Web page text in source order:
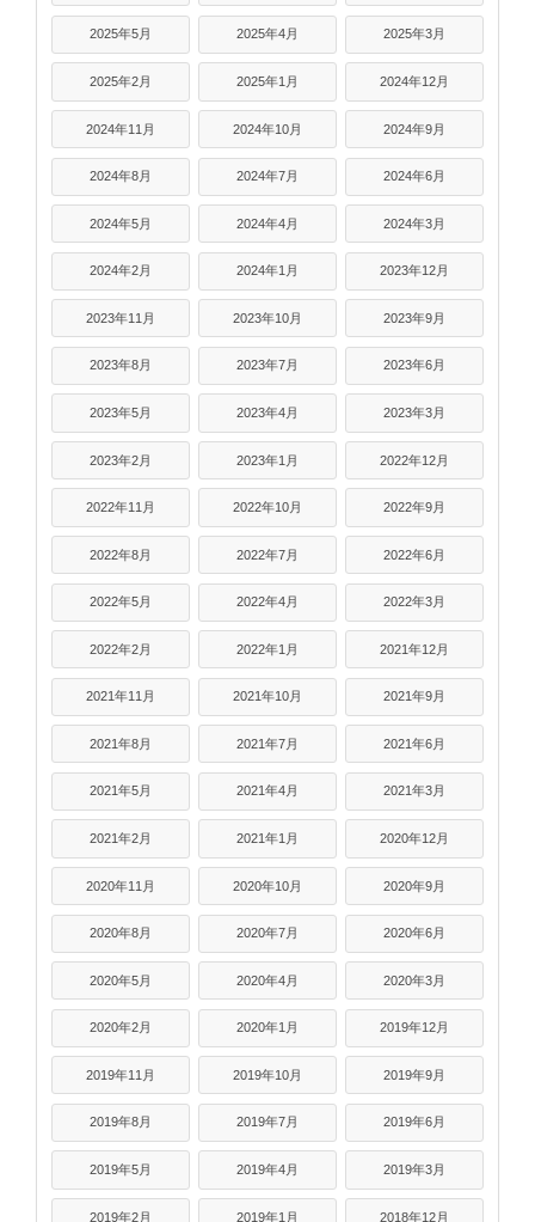
2025年5月 2025年4月 2025年3月
2025年2月 2025年1月 2024年12月
2024年11月 2024年10月 2024年9月
2024年8月 2024年7月 2024年6月
2024年5月 2024年4月 2024年3月
2024年2月 2024年1月 2023年12月
2023年11月 2023年10月 2023年9月
2023年8月 2023年7月 2023年6月
2023年5月 2023年4月 2023年3月
2023年2月 2023年1月 2022年12月
2022年11月 2022年10月 2022年9月
2022年8月 2022年7月 2022年6月
2022年5月 2022年4月 2022年3月
2022年2月 2022年1月 2021年12月
2021年11月 2021年10月 2021年9月
2021年8月 2021年7月 2021年6月
2021年5月 2021年4月 2021年3月
2021年2月 2021年1月 2020年12月
2020年11月 2020年10月 2020年9月
2020年8月 2020年7月 2020年6月
2020年5月 2020年4月 2020年3月
2020年2月 2020年1月 2019年12月
2019年11月 2019年10月 2019年9月
2019年8月 2019年7月 2019年6月
2019年5月 2019年4月 2019年3月
2019年2月 2019年1月 2018年12月